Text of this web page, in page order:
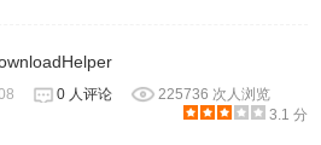
0 人评论
225736 次人浏览
3.1 分